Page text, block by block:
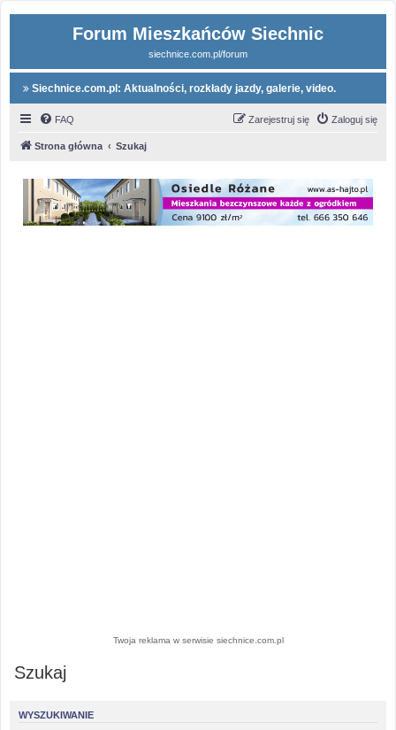
Forum Mieszkańców Siechnic
siechnice.com.pl/forum
Siechnice.com.pl: Aktualności, rozkłady jazdy, galerie, video.
FAQ Zaloguj się
Zarejestruj się
Strona główna Szukaj
Twoja reklama w serwisie siechnice.com.pl
Szukaj
WYSZUKIWANIE